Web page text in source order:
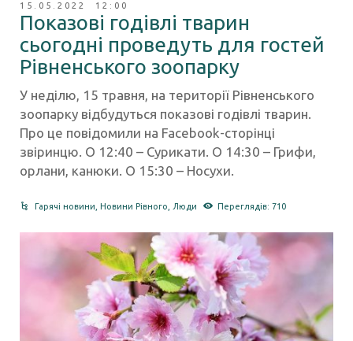
15.05.2022 12:00
Показові годівлі тварин
сьогодні проведуть для гостей
Рівненського зоопарку
У неділю, 15 травня, на території Рівненського
зоопарку відбудуться показові годівлі тварин.
Про це повідомили на Facebook-сторінці
звіринцю. О 12:40 – Сурикати. О 14:30 – Грифи,
орлани, канюки. О 15:30 – Носухи.
Гарячі новини ,Новини Рівного Люди Переглядів: 710